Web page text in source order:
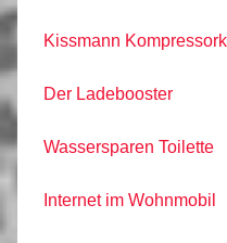
Kissmann
Der Ladebooster
Wassersparen Toilette
Internet im Wohnmobil